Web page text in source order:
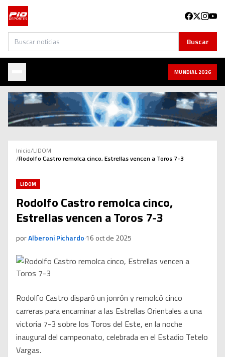
Buscar Buscar
MUNDIAL 2026
Inicio/LIDOM
/Rodolfo Castro remolca cinco, Estrellas vencen a Toros 7-3
LIDOM
Rodolfo Castro remolca cinco,
Estrellas vencen a Toros 7-3
porAlberoni Pichardo·16 oct de 2025
Rodolfo Castro disparó un jonrón y remolcó cinco
carreras para encaminar a las Estrellas Orientales a una
victoria 7-3 sobre los Toros del Este, en la noche
inaugural del campeonato, celebrada en el Estadio Tetelo
Vargas.